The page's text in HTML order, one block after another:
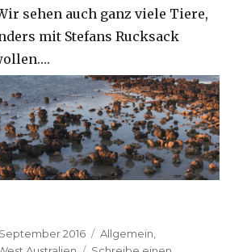
sehen auch ganz viele Tiere,
mit Stefans Rucksack
September 2016 Kategorien
Allgemein